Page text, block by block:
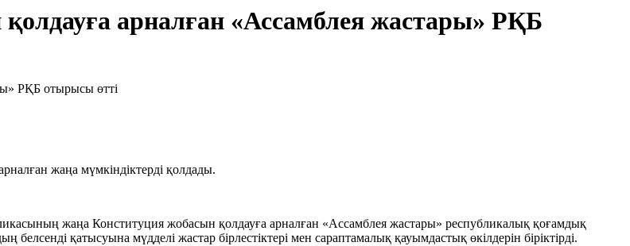
арналған «Ассамблея жастары» РҚБ
жаңа мүмкіндіктерді қолдады.
жаңа Конституция жобасын қолдауға арналған «Ассамблея жастары» республикалық қоғамдық
белсенді қатысуына мүдделі жастар бірлестіктері мен сараптамалық қауымдастық өкілдерін біріктірді.